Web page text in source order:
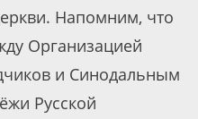
Напомним, что
Организацией
и Синодальным
Русской